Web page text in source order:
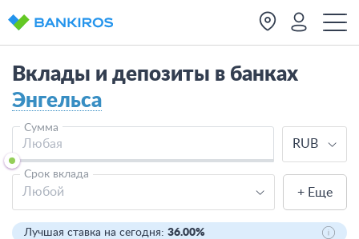
Вклады и депозиты в банках
Энгельса
Сумма
RUB
Срок вклада
Любой + Еще
Лучшая ставка на сегодня: 36.00%